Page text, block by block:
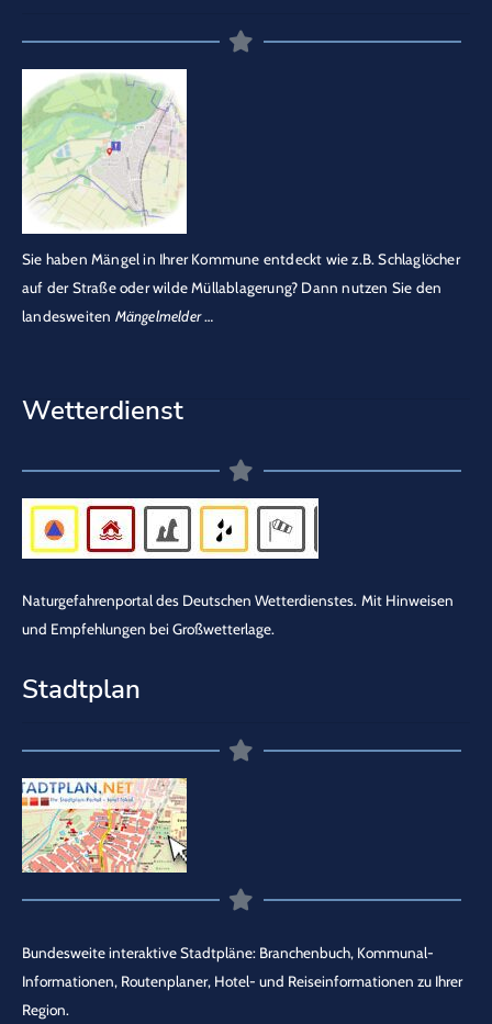
Sie haben Mängel in Ihrer Kommune entdeckt wie z.B. Schlaglöcher
auf der Straße oder wilde Müllablagerung? Dann nutzen Sie den
landesweiten Mängelmelder…
Wetterdienst
Naturgefahrenportal des Deutschen Wetterdienstes. Mit Hinweisen
und Empfehlungen bei Großwetterlage.
Stadtplan
Bundesweite interaktive Stadtpläne: Branchenbuch, Kommunal-
Informationen, Routenplaner, Hotel- und Reiseinformationen zu Ihrer
Region.